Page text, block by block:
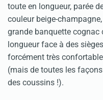
toute en longueur, parée
couleur beige-
grande banquette cognac
longueur face à des
forcément très
(mais de toutes les
des coussins !).